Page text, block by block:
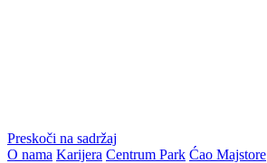
Preskoči na sadržaj
O nama Karijera Centrum Park Ćao Majstore